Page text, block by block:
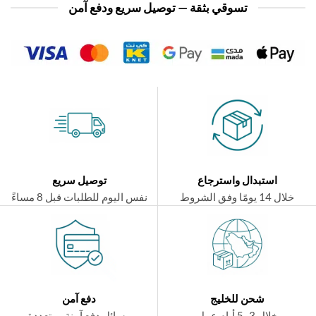
تسوقي بثقة — توصيل سريع ودفع آمن
استبدال واسترجاع
توصيل سريع
نفس اليوم للطلبات قبل 8 مساءً
شحن للخليج
دفع آمن